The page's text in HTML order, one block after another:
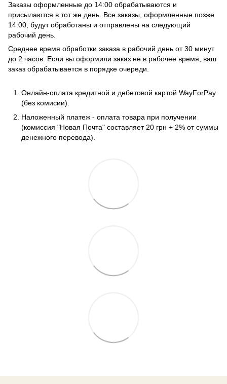
Заказы оформленные до 14:00 обрабатываются и
присылаются в тот же день. Все заказы, оформленные позже
14:00, будут обработаны и отправлены на следующий
рабочий день.
Среднее время обработки заказа в рабочий день от 30 минут
до 2 часов. Если вы оформили заказ не в рабочее время, ваш
заказ обрабатывается в порядке очереди.
Онлайн-оплата кредитной и дебетовой картой WayForPay
(без комисии).
Наложенный платеж - оплата товара при получении
(комиссия "Новая Почта" составляет 20 грн + 2% от суммы
денежного перевода).